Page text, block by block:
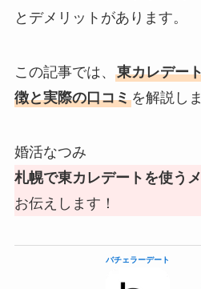
とデメリットがあります。
この記事では、 東カレデー
徴と実際の口コミを解説しま
婚活なつみ
札幌で東カレデートを使う
お伝えします！
バチェラーデート